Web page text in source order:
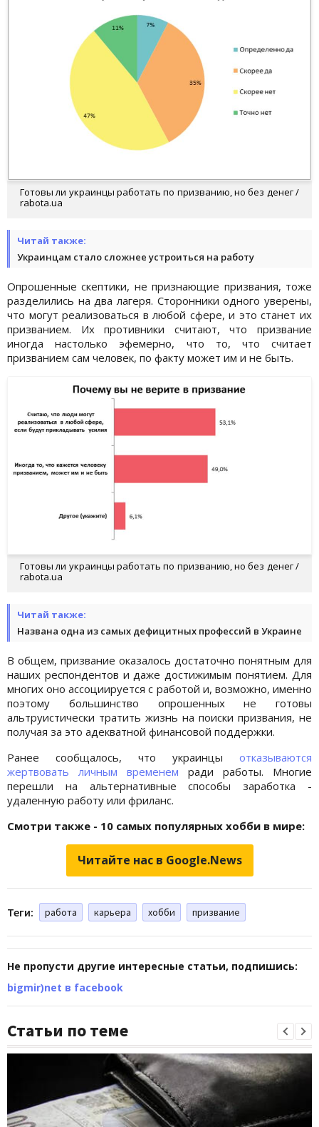
Готовы ли украинцы работать по призванию, но без денег /
rabota.ua
Читай также:
Украинцам стало сложнее устроиться на работу
Опрошенные скептики, не признающие призвания, тоже
разделились на два лагеря. Сторонники одного уверены,
что могут реализоваться в любой сфере, и это станет их
призванием. Их противники считают, что призвание
иногда настолько эфемерно, что то, что считает
призванием сам человек, по факту может им и не быть.
Готовы ли украинцы работать по призванию, но без денег /
rabota.ua
Читай также:
Названа одна из самых дефицитных профессий в Украине
В общем, призвание оказалось достаточно понятным для
наших респондентов и даже достижимым понятием. Для
многих оно ассоциируется с работой и, возможно, именно
поэтому большинство опрошенных не готовы
альтруистически тратить жизнь на поиски призвания, не
получая за это адекватной финансовой поддержки.
Ранее сообщалось, что украинцы отказываются
жертвовать личным временем ради работы. Многие
перешли на альтернативные способы заработка -
удаленную работу или фриланс.
Смотри также - 10 самых популярных хобби в мире:
Читайте нас в Google.News
Теги: работа карьера хобби призвание
Не пропусти другие интересные статьи, подпишись:
bigmir)net в facebook
Статьи по теме